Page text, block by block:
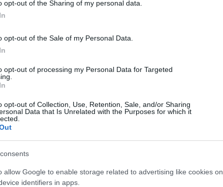
opt-out of the Sharing of my personal data.
opt-out of the Sale of my Personal Data.
opt-out of processing my Personal Data for Targeted
opt-out of Collection, Use, Retention, Sale, and/or Sharing
Data that Is Unrelated with the Purposes for which it
allow Google to enable storage related to advertising like cookies on
identifiers in apps.
međunarodnog prava o ljudskim pravima ili
sudova.
za odobrenje ukidanja vize i imaju za cilj
uključujući bezbjednosne zabrinutosti i
navode iz Evropskog parlamenta.
uslova svojih sporazuma o ukidanju viza za
da suspenduje vizni režim za vladine
prava ili druga kršenja od strane vlade.
broja osoba koje borave bez dozvole ili
za izračunavanje niske stope priznavanja
slučajevima, Komisija će takođe